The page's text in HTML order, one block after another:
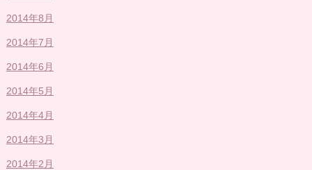
2014年8月
2014年7月
2014年6月
2014年5月
2014年4月
2014年3月
2014年2月